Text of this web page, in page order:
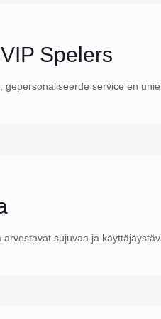
Spelers
service en
sujuvaa ja